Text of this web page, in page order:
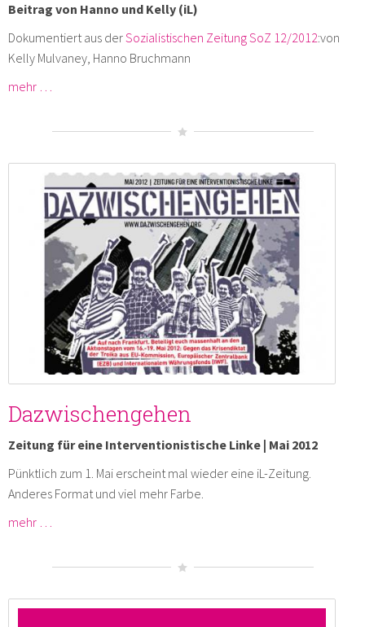
Beitrag von Hanno und Kelly (iL)
Dokumentiert aus derSozialistischen Zeitung SoZ 12/2012:von
Kelly Mulvaney, Hanno Bruchmann
mehr …
Dazwischengehen
Zeitung für eine Interventionistische Linke | Mai 2012
Pünktlich zum 1. Mai erscheint mal wieder eine iL-Zeitung.
Anderes Format und viel mehr Farbe.
mehr …